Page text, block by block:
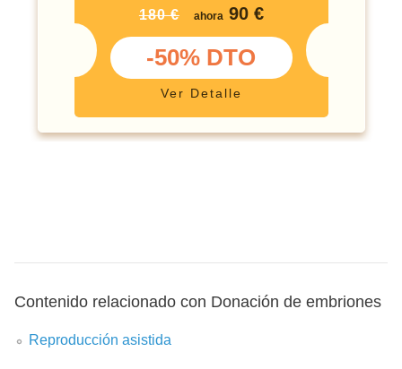
180 € ahora 90 €
-50% DTO
Ver Detalle
Contenido relacionado con Donación de embriones
Reproducción asistida